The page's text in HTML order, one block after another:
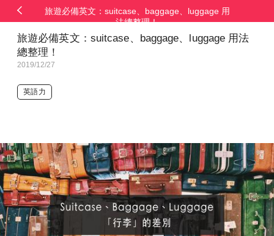
旅遊必備英文：suitcase、baggage、luggage 用
法總整理！
旅遊必備英文：suitcase、baggage、luggage 用法
總整理！
2019/12/27
英語力